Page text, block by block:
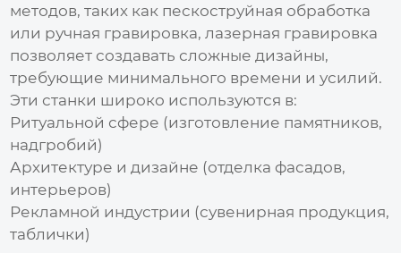
методов, таких как пескоструйная обработка
или ручная гравировка, лазерная гравировка
позволяет создавать сложные дизайны,
требующие минимального времени и усилий.
Эти станки широко используются в:
Ритуальной сфере (изготовление памятников,
надгробий)
Архитектуре и дизайне (отделка фасадов,
интерьеров)
Рекламной индустрии (сувенирная продукция,
таблички)